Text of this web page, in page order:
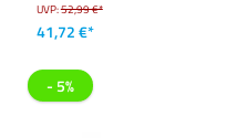
UVP:52,99 €*
41,72 €*
- 5%